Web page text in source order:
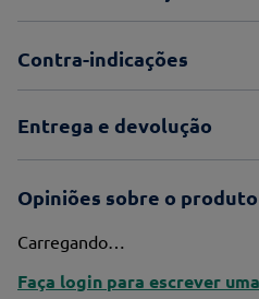
Contra-indicações
Entrega e devolução
Opiniões sobre o produto
Carregando…
Faça login para escrever